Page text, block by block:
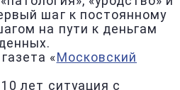
шаг к постоянному
на пути к деньгам
газета « Московский
лет ситуация с